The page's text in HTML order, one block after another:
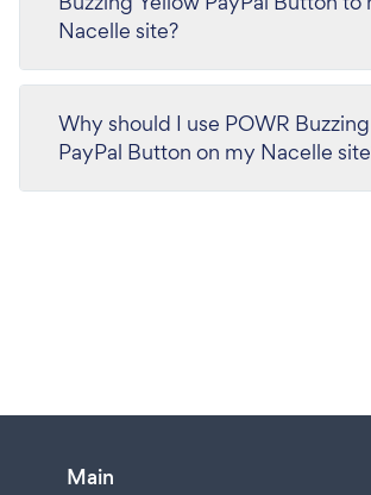
Nacelle site?
Why should I use POWR
PayPal Button on my Nacelle
Main